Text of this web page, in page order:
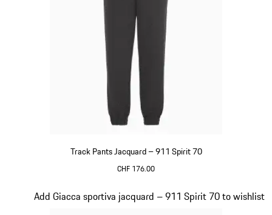
Track Pants Jacquard – 911 Spirit 70
CHF 176.00
Add Giacca sportiva jacquard – 911 Spirit 70 to wishlist
Diapositiva 8 di 8